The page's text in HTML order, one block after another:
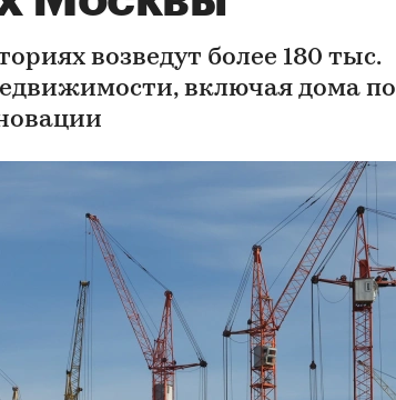
возведут более 180 тыс.
включая дома по